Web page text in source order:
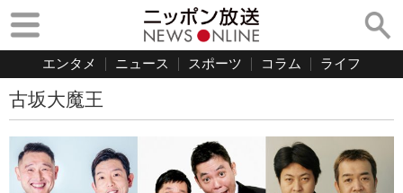
エンタメ ニュース スポーツ コラム ライフ
古坂大魔王